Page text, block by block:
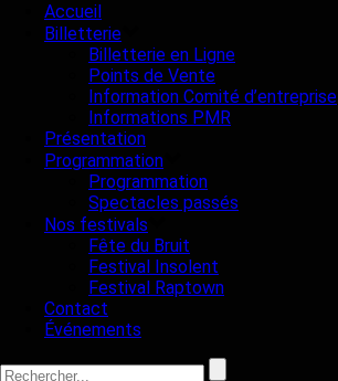
Accueil
Billetterie
Billetterie en Ligne
Points de Vente
Information Comité d’entreprise
Informations PMR
Présentation
Programmation
Programmation
Spectacles passés
Nos festivals
Fête du Bruit
Festival Insolent
Festival Raptown
Contact
Événements